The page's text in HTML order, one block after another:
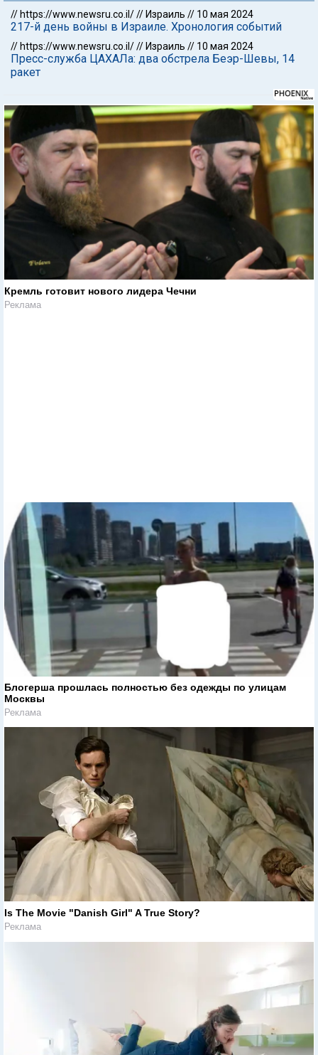
// https://www.newsru.co.il/// Израиль // 10 мая 2024
217-й день войны в Израиле. Хронология событий
// https://www.newsru.co.il/// Израиль // 10 мая 2024
Пресс-служба ЦАХАЛа: два обстрела Беэр-Шевы, 14
ракет
Кремль готовит нового лидера Чечни
Реклама
Блогерша прошлась полностью без одежды по улицам
Москвы
Реклама
Is The Movie "Danish Girl" A True Story?
Реклама